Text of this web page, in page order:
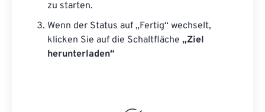
zu starten.
Wenn der Status auf „Fertig“ wechselt,
klicken Sie auf die Schaltfläche „Ziel
herunterladen“